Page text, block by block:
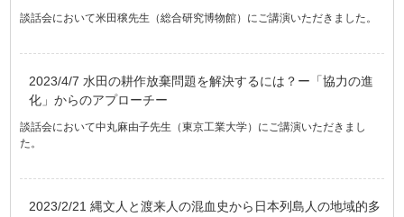
談話会において米田穣先生（総合研究博物館）にご講演いただきました。
2023/4/7 水田の耕作放棄問題を解決するには？ー「協力の進
化」からのアプローチー
談話会において中丸麻由子先生（東京工業大学）にご講演いただきまし
た。
2023/2/21 縄文人と渡来人の混血史から日本列島人の地域的多